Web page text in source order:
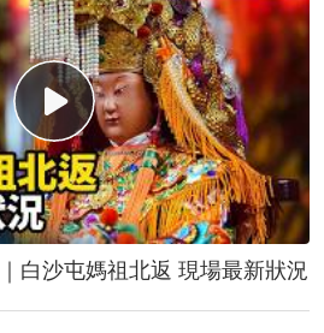
白沙屯媽祖北返 現場最新狀況